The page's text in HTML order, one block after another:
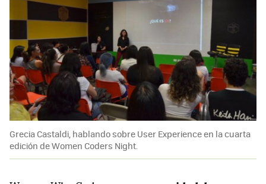
Grecia Castaldi, hablando sobre User Experience en la cuarta
edición de Women Coders Night.